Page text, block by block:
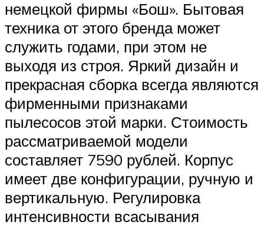
немецкой фирмы «Бош». Бытовая
техника от этого бренда может
служить годами, при этом не
выходя из строя. Яркий дизайн и
прекрасная сборка всегда являются
фирменными признаками
пылесосов этой марки. Стоимость
рассматриваемой модели
составляет 7590 рублей. Корпус
имеет две конфигурации, ручную и
вертикальную. Регулировка
интенсивности всасывания